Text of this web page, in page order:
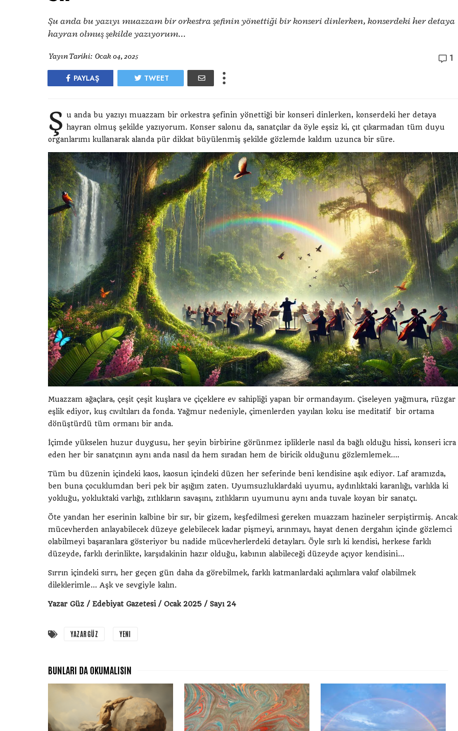
Şu anda bu yazıyı muazzam bir orkestra şefinin yönettiği bir konseri dinlerken, konserdeki her detaya
hayran olmuş şekilde yazıyorum...
Yayın Tarihi: Ocak 04, 2025 1
PAYLAŞ TWEET
Ş u anda bu yazıyı muazzam bir orkestra şefinin yönettiği bir konseri dinlerken, konserdeki her detaya
hayran olmuş şekilde yazıyorum. Konser salonu da, sanatçılar da öyle eşsiz ki, çıt çıkarmadan tüm duyu
organlarımı kullanarak alanda pür dikkat büyülenmiş şekilde gözlemde kaldım uzunca bir süre.
Muazzam ağaçlara, çeşit çeşit kuşlara ve çiçeklere ev sahipliği yapan bir ormandayım. Çiseleyen yağmura, rüzgar
eşlik ediyor, kuş cıvıltıları da fonda. Yağmur nedeniyle, çimenlerden yayılan koku ise meditatif bir ortama
dönüştürdü tüm ormanı bir anda.
İçimde yükselen huzur duygusu, her şeyin birbirine görünmez ipliklerle nasıl da bağlı olduğu hissi, konseri icra
eden her bir sanatçının aynı anda nasıl da hem sıradan hem de biricik olduğunu gözlemlemek….
Tüm bu düzenin içindeki kaos, kaosun içindeki düzen her seferinde beni kendisine aşık ediyor. Laf aramızda,
ben buna çocuklumdan beri pek bir aşığım zaten. Uyumsuzluklardaki uyumu, aydınlıktaki karanlığı, varlıkla ki
yokluğu, yokluktaki varlığı, zıtlıkların savaşını, zıtlıkların uyumunu aynı anda tuvale koyan bir sanatçı.
Öte yandan her eserinin kalbine bir sır, bir gizem, keşfedilmesi gereken muazzam hazineler serpiştirmiş. Ancak
mücevherden anlayabilecek düzeye gelebilecek kadar pişmeyi, arınmayı, hayat denen dergahın içinde gözlemci
olabilmeyi başaranlara gösteriyor bu nadide mücevherlerdeki detayları. Öyle sırlı ki kendisi, herkese farklı
düzeyde, farklı derinlikte, karşıdakinin hazır olduğu, kabının alabileceği düzeyde açıyor kendisini…
Sırrın içindeki sırrı, her geçen gün daha da görebilmek, farklı katmanlardaki açılımlara vakıf olabilmek
dileklerimle… Aşk ve sevgiyle kalın.
Yazar Güz / Edebiyat Gazetesi / Ocak 2025 / Sayı 24
YAZAR GÜZ YENI